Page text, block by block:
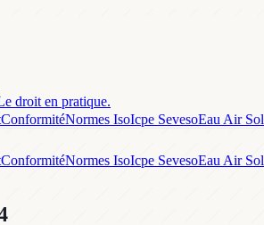
droit en pratique.
ConformitéNormes IsoIcpe SevesoEau Air Sol
ConformitéNormes IsoIcpe SevesoEau Air Sol